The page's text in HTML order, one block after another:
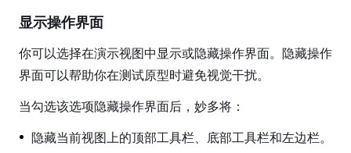
显示操作界面
你可以选择在演示视图中显示或隐藏操作界面。隐藏操作
界面可以帮助你在测试原型时避免视觉干扰。
当勾选该选项隐藏操作界面后，妙多将：
隐藏当前视图上的顶部工具栏、底部工具栏和左边栏。